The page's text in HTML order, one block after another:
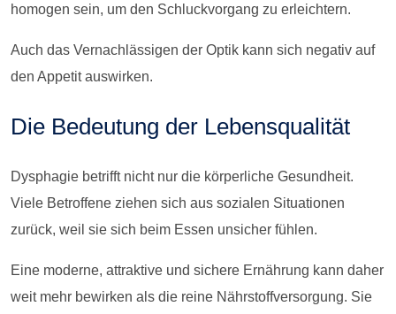
homogen sein, um den Schluckvorgang zu erleichtern.
Auch das Vernachlässigen der Optik kann sich negativ auf
den Appetit auswirken.
Die Bedeutung der Lebensqualität
Dysphagie betrifft nicht nur die körperliche Gesundheit.
Viele Betroffene ziehen sich aus sozialen Situationen
zurück, weil sie sich beim Essen unsicher fühlen.
Eine moderne, attraktive und sichere Ernährung kann daher
weit mehr bewirken als die reine Nährstoffversorgung. Sie